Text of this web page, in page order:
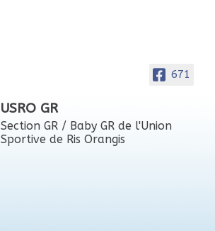
671
USRO GR
Section GR / Baby GR de l'Union
Sportive de Ris Orangis